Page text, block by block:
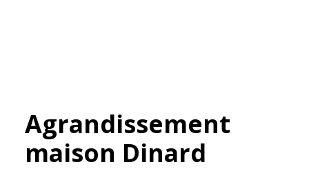
Agrandissement
maison Dinard